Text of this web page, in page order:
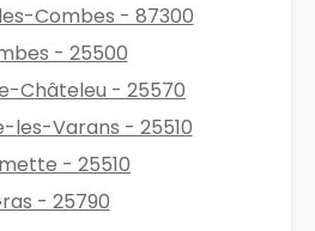
Combes - 87300
- 25500
Châteleu - 25570
les-Varans - 25510
- 25510
- 25790